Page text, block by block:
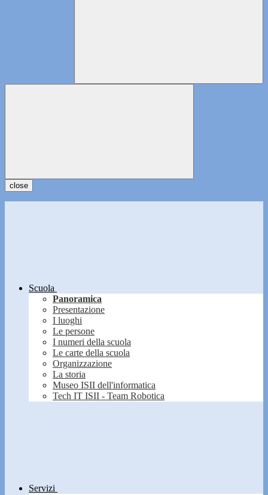
close
Scuola
Panoramica
Presentazione
I luoghi
Le persone
I numeri della scuola
Le carte della scuola
Organizzazione
La storia
Museo ISII dell'informatica
Tech IT ISII - Team Robotica
Servizi